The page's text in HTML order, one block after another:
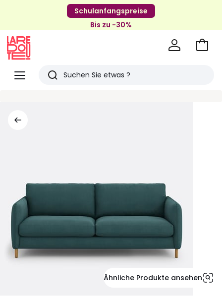
Schulanfangspreise
Bis zu -30%
Menü
Redoute
Suchen
Zum
Ähnliche Produkte ansehen